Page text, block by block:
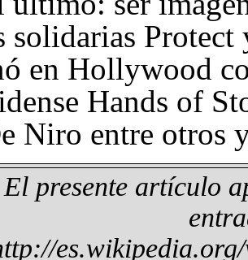
solidarias
en Hollywood
Hands of
Niro entre otros
El presente artículo